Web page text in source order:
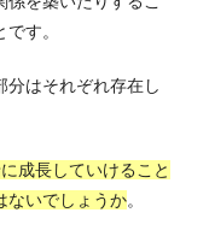
す。
分はそれぞれ存在し
成長していけること
ないでしょうか。